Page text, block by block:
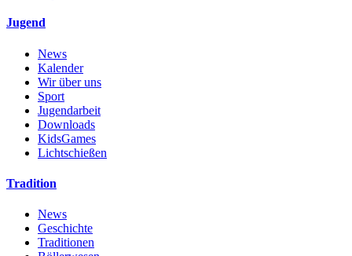
Jugend
News
Kalender
Wir über uns
Sport
Jugendarbeit
Downloads
KidsGames
Lichtschießen
Tradition
News
Geschichte
Traditionen